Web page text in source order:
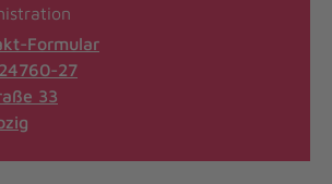
Formular
27
33